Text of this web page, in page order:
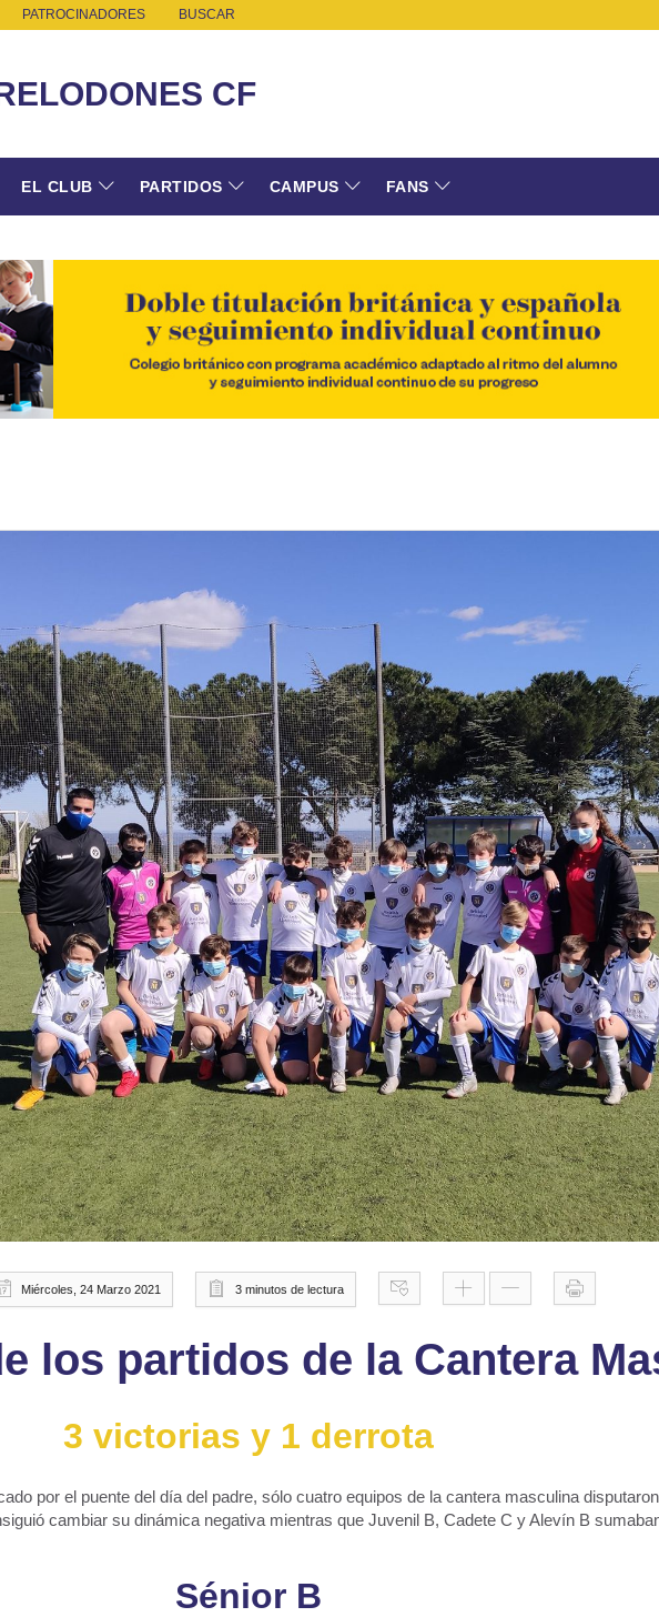
PATROCINADORES BUSCAR
CF
EL CLUB PARTIDOS CAMPUS FANS
Miércoles, 24 Marzo 2021 3 minutos de lectura
los partidos de la Cantera
3 victorias y 1 derrota
por el puente del día del padre, sólo cuatro equipos de la cantera masculina disputaron
cambiar su dinámica negativa mientras que Juvenil B, Cadete C y Alevín B
Sénior B